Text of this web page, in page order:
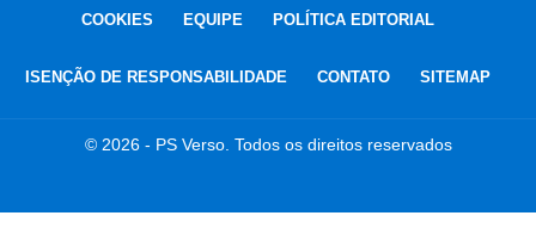
COOKIES EQUIPE POLÍTICA EDITORIAL
ISENÇÃO DE RESPONSABILIDADE CONTATO SITEMAP
© 2026 - PS Verso. Todos os direitos reservados